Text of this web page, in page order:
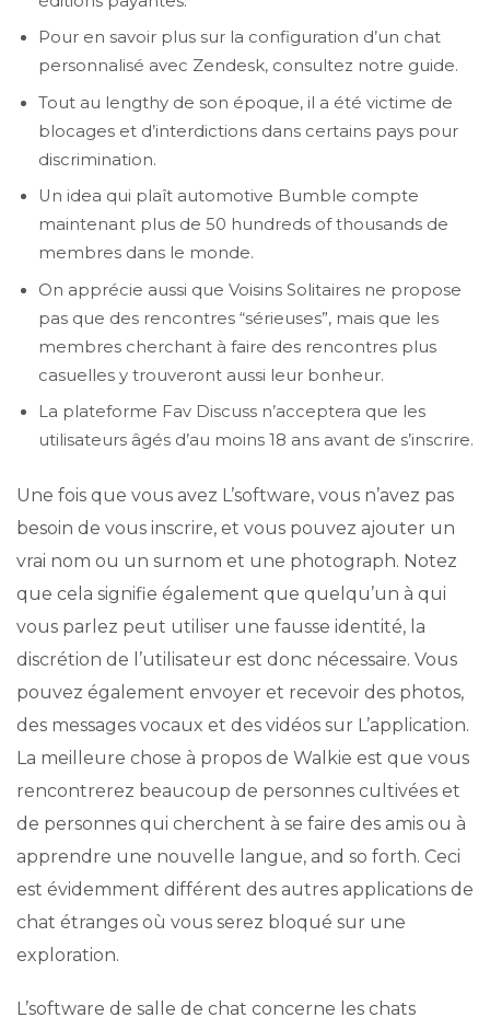
Pour en savoir plus sur la configuration d’un chat
personnalisé avec Zendesk, consultez notre guide.
Tout au lengthy de son époque, il a été victime de
blocages et d’interdictions dans certains pays pour
discrimination.
Un idea qui plaît automotive Bumble compte
maintenant plus de 50 hundreds of thousands de
membres dans le monde.
On apprécie aussi que Voisins Solitaires ne propose
pas que des rencontres “sérieuses”, mais que les
membres cherchant à faire des rencontres plus
casuelles y trouveront aussi leur bonheur.
La plateforme Fav Discuss n’acceptera que les
utilisateurs âgés d’au moins 18 ans avant de s’inscrire.
Une fois que vous avez L’software, vous n’avez pas
besoin de vous inscrire, et vous pouvez ajouter un
vrai nom ou un surnom et une photograph. Notez
que cela signifie également que quelqu’un à qui
vous parlez peut utiliser une fausse identité, la
discrétion de l’utilisateur est donc nécessaire. Vous
pouvez également envoyer et recevoir des photos,
des messages vocaux et des vidéos sur L’application.
La meilleure chose à propos de Walkie est que vous
rencontrerez beaucoup de personnes cultivées et
de personnes qui cherchent à se faire des amis ou à
apprendre une nouvelle langue, and so forth. Ceci
est évidemment différent des autres applications de
chat étranges où vous serez bloqué sur une
exploration.
L’software de salle de chat concerne les chats